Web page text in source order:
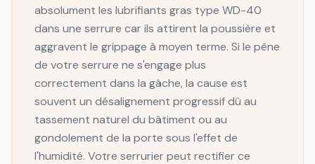
absolument les lubrifiants gras type WD-40
dans une serrure car ils attirent la poussière et
aggravent le grippage à moyen terme. Si le pêne
de votre serrure ne s'engage plus
correctement dans la gâche, la cause est
souvent un désalignement progressif dû au
tassement naturel du bâtiment ou au
gondolement de la porte sous l'effet de
l'humidité. Votre serrurier peut rectifier ce